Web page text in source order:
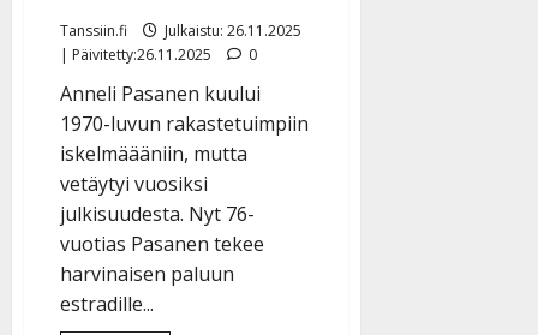
Tanssiin.fi
Julkaistu: 26.11.2025
| Päivitetty:26.11.2025
0
Anneli Pasanen kuului
1970-luvun rakastetuimpiin
iskelmäääniin, mutta
vetäytyi vuosiksi
julkisuudesta. Nyt 76-
vuotias Pasanen tekee
harvinaisen paluun
estradille...